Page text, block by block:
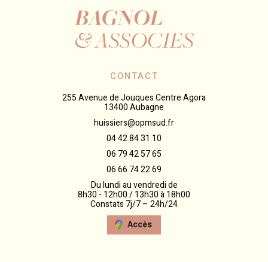
CONTACT
255 Avenue de Jouques Centre Agora
13400 Aubagne
huissiers@opmsud.fr
04 42 84 31 10
06 79 42 57 65
06 66 74 22 69
Du lundi au vendredi de
8h30 - 12h00 / 13h30 à 18h00
Constats 7j/7 – 24h/24
Accès